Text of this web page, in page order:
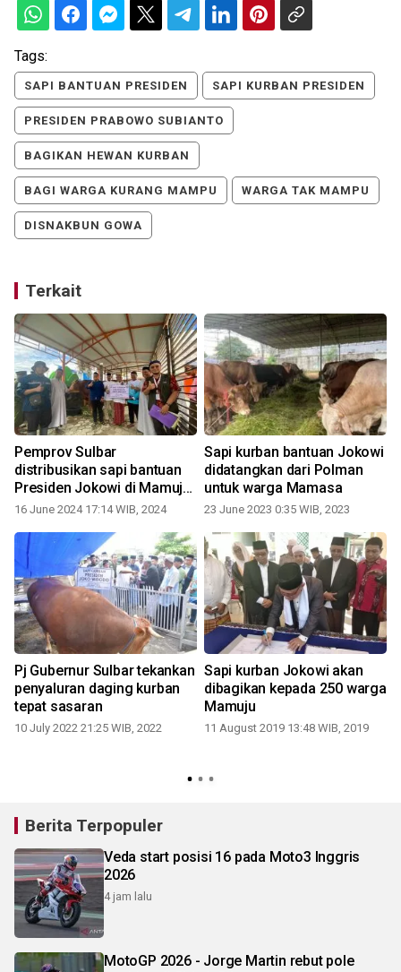
Tags:
SAPI BANTUAN PRESIDEN SAPI KURBAN PRESIDEN
PRESIDEN PRABOWO SUBIANTO
BAGIKAN HEWAN KURBAN
BAGI WARGA KURANG MAMPU WARGA TAK MAMPU
DISNAKBUN GOWA
Terkait
Pemprov Sulbar
distribusikan sapi bantuan
Presiden Jokowi di Mamuju
Tengah
16 June 2024 17:14 WIB, 2024
Sapi kurban bantuan Jokowi
didatangkan dari Polman
untuk warga Mamasa
23 June 2023 0:35 WIB, 2023
Pj Gubernur Sulbar tekankan
penyaluran daging kurban
tepat sasaran
10 July 2022 21:25 WIB, 2022
Sapi kurban Jokowi akan
dibagikan kepada 250 warga
Mamuju
11 August 2019 13:48 WIB, 2019
Berita Terpopuler
Veda start posisi 16 pada Moto3 Inggris
2026
4 jam lalu
MotoGP 2026 - Jorge Martin rebut pole